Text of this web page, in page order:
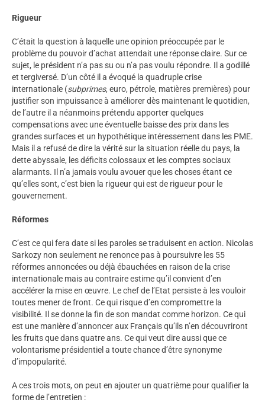
Rigueur
C’était la question à laquelle une opinion préoccupée par le
problème du pouvoir d’achat attendait une réponse claire. Sur ce
sujet, le président n’a pas su ou n’a pas voulu répondre. Il a godillé
et tergiversé. D’un côté il a évoqué la quadruple crise
internationale (subprimes, euro, pétrole, matières premières) pour
justifier son impuissance à améliorer dès maintenant le quotidien,
de l’autre il a néanmoins prétendu apporter quelques
compensations avec une éventuelle baisse des prix dans les
grandes surfaces et un hypothétique intéressement dans les PME.
Mais il a refusé de dire la vérité sur la situation réelle du pays, la
dette abyssale, les déficits colossaux et les comptes sociaux
alarmants. Il n’a jamais voulu avouer que les choses étant ce
qu’elles sont, c’est bien la rigueur qui est de rigueur pour le
gouvernement.
Réformes
C’est ce qui fera date si les paroles se traduisent en action. Nicolas
Sarkozy non seulement ne renonce pas à poursuivre les 55
réformes annoncées ou déjà ébauchées en raison de la crise
internationale mais au contraire estime qu’il convient d’en
accélérer la mise en œuvre. Le chef de l’Etat persiste à les vouloir
toutes mener de front. Ce qui risque d’en compromettre la
visibilité. Il se donne la fin de son mandat comme horizon. Ce qui
est une manière d’annoncer aux Français qu’ils n’en découvriront
les fruits que dans quatre ans. Ce qui veut dire aussi que ce
volontarisme présidentiel a toute chance d’être synonyme
d’impopularité.
A ces trois mots, on peut en ajouter un quatrième pour qualifier la
forme de l’entretien :